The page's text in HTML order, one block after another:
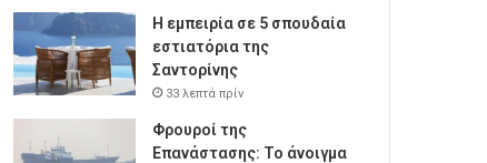
Η εμπειρία σε 5 σπουδαία
εστιατόρια της
Σαντορίνης
33 λεπτά πρίν
Φρουροί της
Επανάστασης: Το άνοιγμα